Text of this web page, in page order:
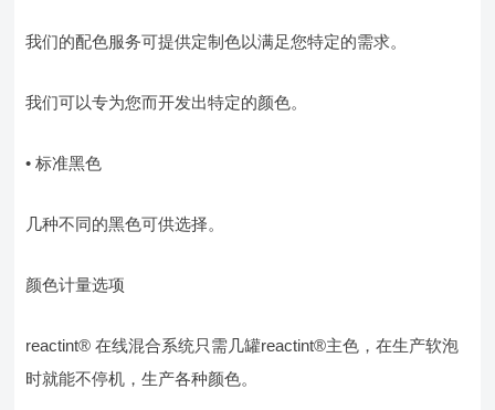
我们的配色服务可提供定制色以满足您特定的需求。
我们可以专为您而开发出特定的颜色。
• 标准黑色
几种不同的黑色可供选择。
颜色计量选项
reactint® 在线混合系统只需几罐reactint®主色，在生产软泡
时就能不停机，生产各种颜色。